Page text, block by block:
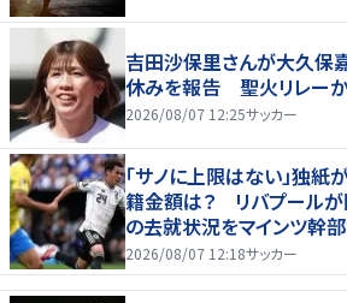
吉田沙保里さんが大久保
休みを報告 聖火リレー
2026/08/07 12:25サッカー
「サノに上限はない」独
籍金額は？ リバプール
の去就状況をマインツ幹
のになる」
2026/08/07 12:18サッカー